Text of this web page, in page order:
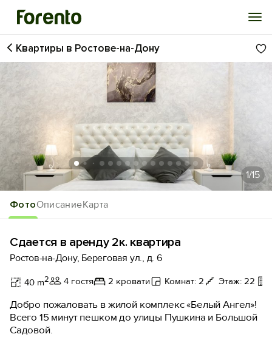
Войти
История просмотра
Добавить свой объект
ФотоОписаниеКарта
Квартиры в Ростове-на-Дону
1/15
Сдается в аренду 2к. квартира
Ростов-на-Дону, Береговая ул., д. 6
40 m2 4 гостя 2 кровати Комнат: 2 Этаж: 22
Добро пожаловать в жилой комплекс «Белый Ангел»!
Всего 15 минут пешком до улицы Пушкина и Большой
Садовой.